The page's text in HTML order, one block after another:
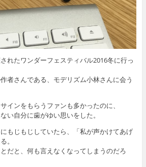
れたワンダーフェスティバル2016冬に行っ
者さんである、モデリズム小林さんに会う
インをもらうファンも多かったのに、
い自分に歯がゆい思いをした。
もじもじしていたら、「私が声かけてあげ
。
だと、何も言えなくなってしまうのだろ